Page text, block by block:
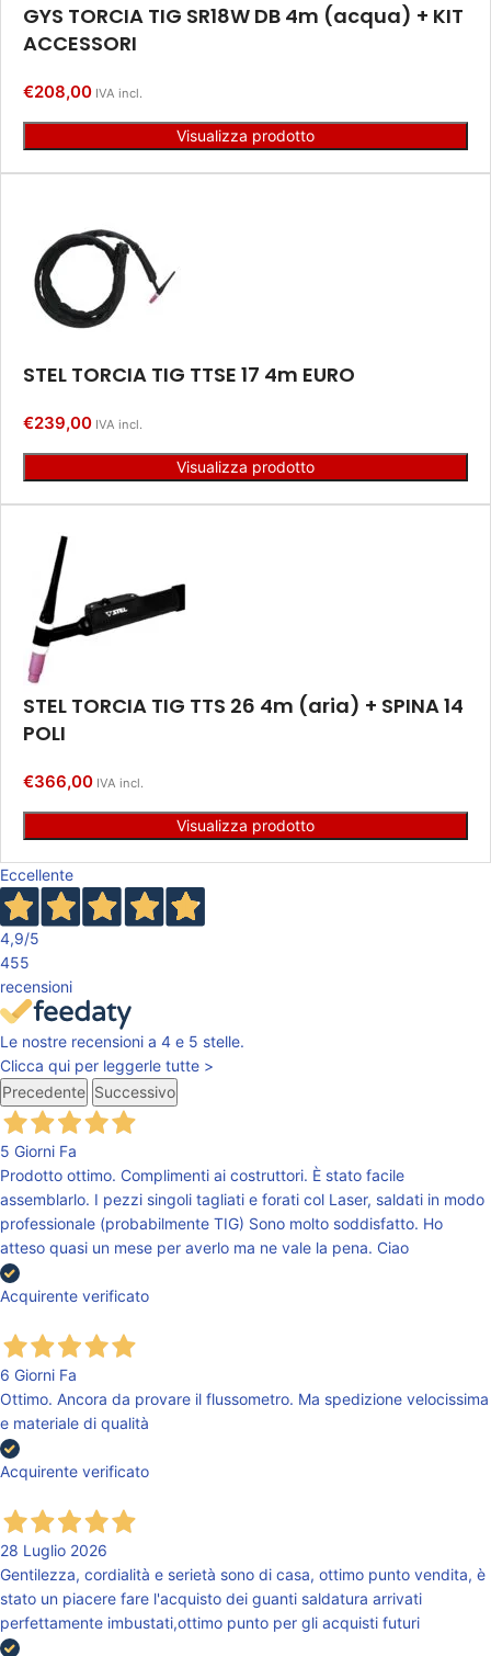
GYS TORCIA TIG SR18W DB 4m (acqua) + KIT
ACCESSORI
€208,00 IVA incl.
Visualizza prodotto
STEL TORCIA TIG TTSE 17 4m EURO
€239,00 IVA incl.
Visualizza prodotto
STEL TORCIA TIG TTS 26 4m (aria) + SPINA 14
POLI
€366,00 IVA incl.
Visualizza prodotto
Eccellente
4,9/5
455
recensioni
Le nostre recensioni a 4 e 5 stelle.
Clicca qui per leggerle tutte >
Precedente Successivo
5 Giorni Fa
Prodotto ottimo. Complimenti ai costruttori. È stato facile
assemblarlo. I pezzi singoli tagliati e forati col Laser, saldati in modo
professionale (probabilmente TIG) Sono molto soddisfatto. Ho
atteso quasi un mese per averlo ma ne vale la pena. Ciao
Acquirente verificato
6 Giorni Fa
Ottimo. Ancora da provare il flussometro. Ma spedizione velocissima
e materiale di qualità
Acquirente verificato
28 Luglio 2026
Gentilezza, cordialità e serietà sono di casa, ottimo punto vendita, è
stato un piacere fare l'acquisto dei guanti saldatura arrivati
perfettamente imbustati,ottimo punto per gli acquisti futuri